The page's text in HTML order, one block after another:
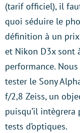
(tarif officiel), il
quoi séduire le
définition à un prix
et Nikon D3x sont
performance.
tester le Sony
f/2,8 Zeiss, un
puisqu’il
tests d’optiques.